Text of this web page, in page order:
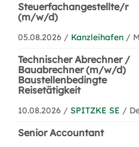
Steuerfachangestellte/r
(m/w/d)
05.08.2026 / Kanzleihafen /
Technischer Abrechner /
Bauabrechner (m/w/d)
Baustellenbedingte
Reisetätigkeit
10.08.2026 / SPITZKE SE /
Senior Accountant